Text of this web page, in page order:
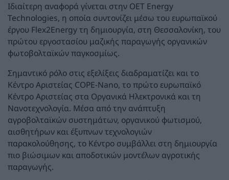
Ιδιαίτερη αναφορά γίνεται στην OET Energy
Technologies, η οποία συντονίζει μέσω του ευρωπαϊκού
έργου Flex2Energy τη δημιουργία, στη Θεσσαλονίκη, του
πρώτου εργοστασίου μαζικής παραγωγής οργανικών
φωτοβολταϊκών παγκοσμίως.
Σημαντικό ρόλο στις εξελίξεις διαδραματίζει και το
Κέντρο Αριστείας COPE-Nano, το πρώτο ευρωπαϊκό
Κέντρο Αριστείας στα Οργανικά Ηλεκτρονικά και τη
Νανοτεχνολογία. Μέσα από την ανάπτυξη
αγροβολταϊκών συστημάτων, οργανικού φωτισμού,
αισθητήρων και έξυπνων τεχνολογιών
παρακολούθησης, το Κέντρο συμβάλλει στη δημιουργία
πιο βιώσιμων και αποδοτικών μοντέλων αγροτικής
παραγωγής.